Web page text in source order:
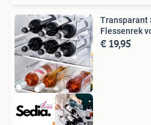
Transparant
Flessenrek
€ 19,95